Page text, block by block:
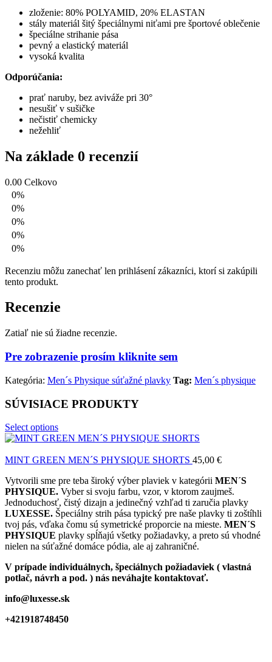
zloženie: 80% POLYAMID, 20% ELASTAN
stály materiál šitý špeciálnymi niťami pre športové oblečenie
špeciálne strihanie pása
pevný a elastický materiál
vysoká kvalita
Odporúčania:
prať naruby, bez aviváže pri 30°
nesušiť v sušičke
nečistiť chemicky
nežehliť
Na základe 0 recenzií
0.00 Celkovo
0%
0%
0%
0%
0%
Recenziu môžu zanechať len prihlásení zákazníci, ktorí si zakúpili
tento produkt.
Recenzie
Zatiaľ nie sú žiadne recenzie.
Pre zobrazenie prosím kliknite sem
Kategória: Men´s Physique súťažné plavky Tag: Men´s physique
SÚVISIACE PRODUKTY
Select options
MINT GREEN MEN´S PHYSIQUE SHORTS 45,00 €
Vytvorili sme pre teba široký výber plaviek v kategórii MEN´S
PHYSIQUE. Vyber si svoju farbu, vzor, v ktorom zaujmeš.
Jednoduchosť, čistý dizajn a jedinečný vzhľad ti zaručia plavky
LUXESSE. Špeciálny strih pása typický pre naše plavky ti zoštíhli
tvoj pás, vďaka čomu sú symetrické proporcie na mieste. MEN´S
PHYSIQUE plavky spĺňajú všetky požiadavky, a preto sú vhodné
nielen na súťažné domáce pódia, ale aj zahraničné.
V prípade individuálnych, špeciálnych požiadaviek ( vlastná
potlač, návrh a pod. ) nás neváhajte kontaktovať.
info@luxesse.sk
+421918748450